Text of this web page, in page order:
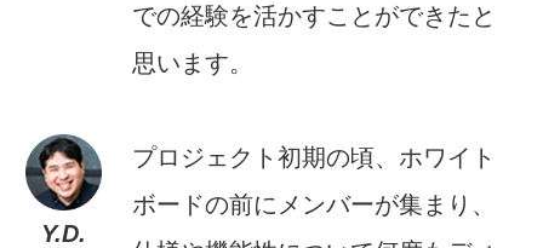
での経験を活かすことができたと
思います。
Y.D.
プロジェクト初期の頃、ホワイト
ボードの前にメンバーが集まり、